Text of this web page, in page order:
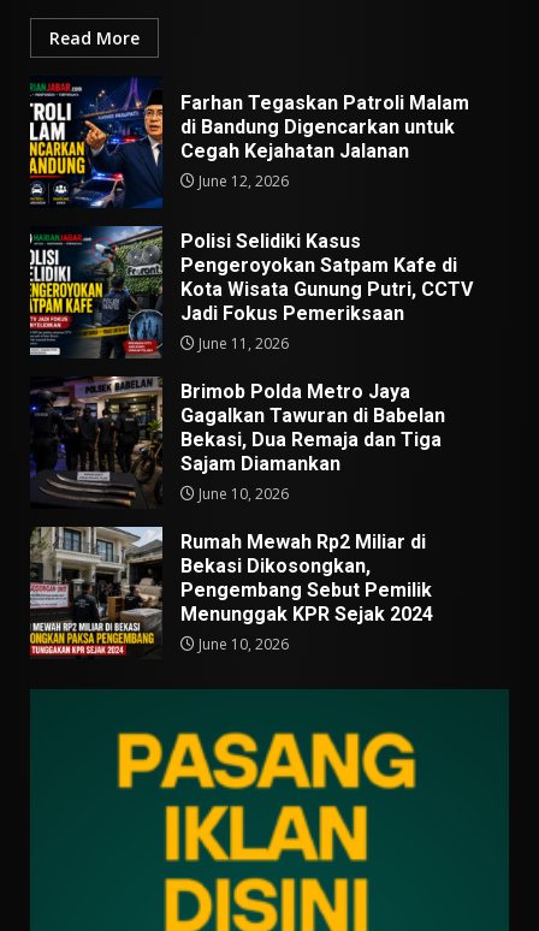
Read More
Farhan Tegaskan Patroli Malam
di Bandung Digencarkan untuk
Cegah Kejahatan Jalanan
June 12, 2026
Polisi Selidiki Kasus
Pengeroyokan Satpam Kafe di
Kota Wisata Gunung Putri, CCTV
Jadi Fokus Pemeriksaan
June 11, 2026
Brimob Polda Metro Jaya
Gagalkan Tawuran di Babelan
Bekasi, Dua Remaja dan Tiga
Sajam Diamankan
June 10, 2026
Rumah Mewah Rp2 Miliar di
Bekasi Dikosongkan,
Pengembang Sebut Pemilik
Menunggak KPR Sejak 2024
June 10, 2026